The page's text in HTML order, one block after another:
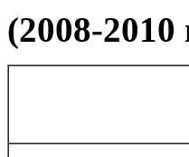
(2008-2010